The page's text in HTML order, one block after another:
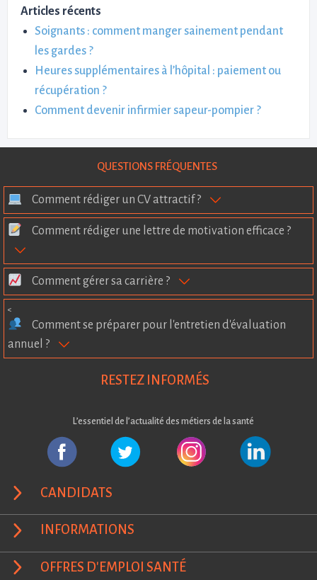
Articles récents
Soignants : comment manger sainement pendant
les gardes ?
Heures supplémentaires à l’hôpital : paiement ou
récupération ?
Comment devenir infirmier sapeur-pompier ?
QUESTIONS FRÉQUENTES
Comment rédiger un CV attractif ?
Comment rédiger une lettre de motivation efficace ?
Comment gérer sa carrière ?
<
Comment se préparer pour l'entretien d'évaluation
annuel ?
RESTEZ INFORMÉS
L’essentiel de l’actualité des métiers de la santé
CANDIDATS
INFORMATIONS
OFFRES D'EMPLOI SANTÉ